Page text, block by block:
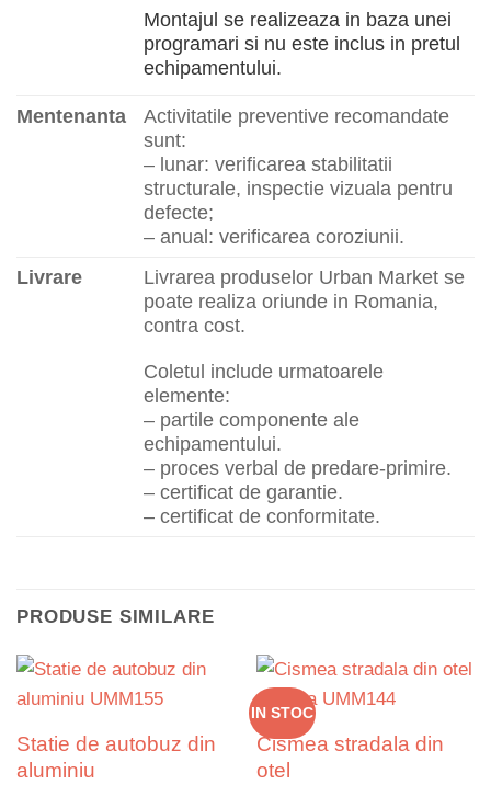
Montajul se realizeaza in baza unei
programari si nu este inclus in pretul
echipamentului.
Mentenanta
Activitatile preventive recomandate
sunt:
– lunar: verificarea stabilitatii
structurale, inspectie vizuala pentru
defecte;
– anual: verificarea coroziunii.
Livrare
Livrarea produselor Urban Market se
poate realiza oriunde in Romania,
contra cost.
Coletul include urmatoarele
elemente:
– partile componente ale
echipamentului.
– proces verbal de predare-primire.
– certificat de garantie.
– certificat de conformitate.
PRODUSE SIMILARE
Statie de autobuz din
aluminiu
IN STOC
Cismea stradala din
otel